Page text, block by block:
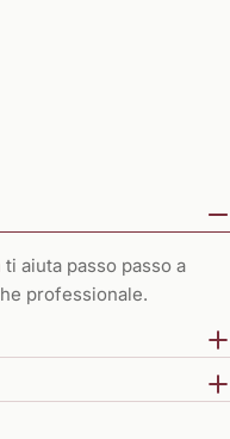
ti aiuta passo passo a
professionale.